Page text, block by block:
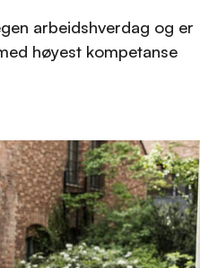
arbeidshverdag og er
høyest kompetanse